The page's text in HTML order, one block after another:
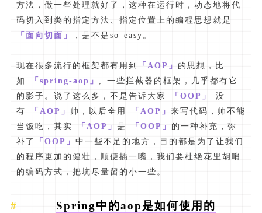
方法，做一些处理就好了，这种在运行时，动态地将代
码切入到类的指定方法、指定位置上的编程思想就是
「面向切面」
，是不是so easy。
现在很多流行的框架都有用到 「AOP」 的思想，比
如
「spring-aop」 , 一些拦截器的框架，几乎都有它
的影子。说了这么多，不是告诉大家
「OOP」
没
有
「AOP」 帅，以后全用 「AOP」 来写代码，帅不能
当饭吃，其实
「AOP」 是 「OOP」 的一种补充，弥
补了
「OOP」 中一些不足的地方，目的都是为了让我们
的程序更加的健壮，顺便插一嘴，我们要杜绝花里胡哨
的编码方式，把坑尽量留的小一些。
Spring中的aop是如何使用的